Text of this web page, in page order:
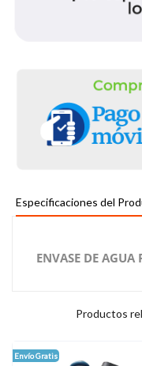
Especificaciones del
ENVASE DE AGUA
Productos
Envío Gratis